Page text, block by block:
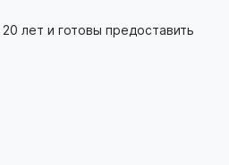
лет и готовы предоставить